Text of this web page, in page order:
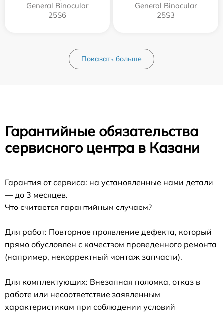
General Binocular
25S6
General Binocular
25S3
Показать больше
Гарантийные обязательства
сервисного центра в Казани
Гарантия от сервиса: на установленные нами детали
— до 3 месяцев.
Что считается гарантийным случаем?
Для работ: Повторное проявление дефекта, который
прямо обусловлен с качеством проведенного ремонта
(например, некорректный монтаж запчасти).
Для комплектующих: Внезапная поломка, отказ в
работе или несоответствие заявленным
характеристикам при соблюдении условий